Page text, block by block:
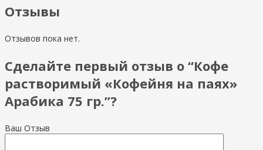
Отзывы
Отзывов пока нет.
Сделайте первый отзыв о “Кофе
растворимый «Кофейня на паях»
Арабика 75 гр.”?
Ваш Отзыв